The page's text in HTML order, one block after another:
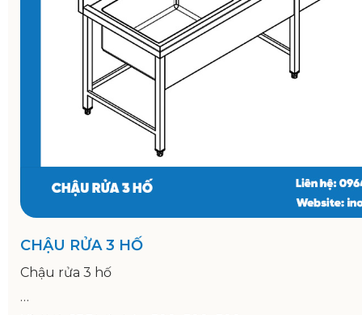
CHẬU RỬA 3 HỐ
Model: CR3
Hãng sản xuất : Năm Sao Việt - VN